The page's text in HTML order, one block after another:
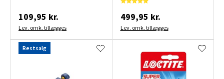
109,95 kr.
Lev. omk. tillægges
499,95 kr.
Lev. omk. tillægges
Restsalg